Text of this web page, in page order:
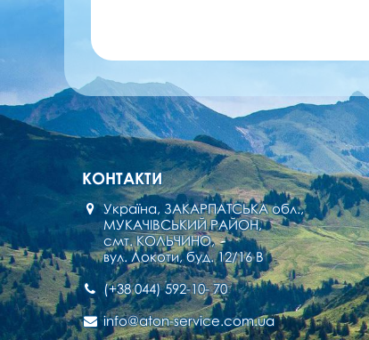
КОНТАКТИ
Україна, ЗАКАРПАТСЬКА обл.,
МУКАЧІВСЬКИЙ РАЙОН,
смт. КОЛЬЧИНО,
вул. Локоти, буд. 12/16 В
(+38 044) 592-10- 70
info@aton-service.com.ua